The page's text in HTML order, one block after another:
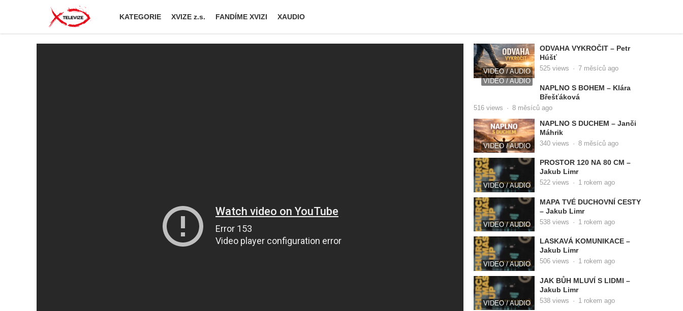
KATEGORIE XVIZE z.s. FANDÍME XVIZI XAUDIO
VIDEO / AUDIO
ODVAHA VYKROČIT – Petr
Húšť
525 views · 7 měsíců ago
VIDEO / AUDIO
NAPLNO S BOHEM – Klára
Břešťáková
516 views · 8 měsíců ago
VIDEO / AUDIO
NAPLNO S DUCHEM – Janči
Máhrik
340 views · 8 měsíců ago
VIDEO / AUDIO
PROSTOR 120 NA 80 CM –
Jakub Limr
522 views · 1 rokem ago
VIDEO / AUDIO
MAPA TVÉ DUCHOVNÍ CESTY
– Jakub Limr
538 views · 1 rokem ago
VIDEO / AUDIO
LASKAVÁ KOMUNIKACE –
Jakub Limr
506 views · 1 rokem ago
VIDEO / AUDIO
JAK BŮH MLUVÍ S LIDMI –
Jakub Limr
538 views · 1 rokem ago